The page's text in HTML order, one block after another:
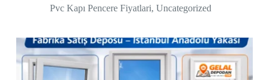
Pvc Kapı Pencere Fiyatlari, Uncategorized